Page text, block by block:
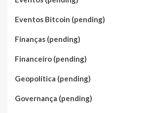
Eventos Bitcoin (pending)
Finanças (pending)
Financeiro (pending)
Geopolítica (pending)
Governança (pending)